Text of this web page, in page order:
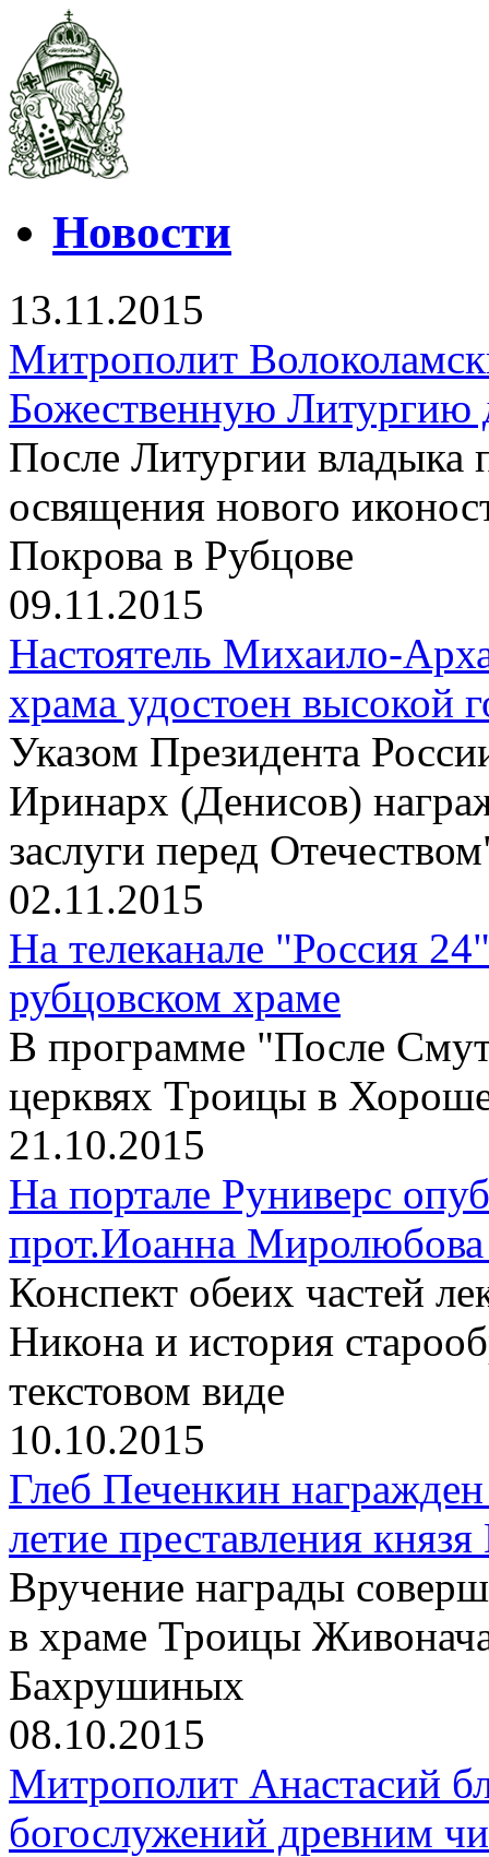
Новости
13.11.2015
Митрополит
Божественную Литургию
После Литургии владыка
освящения нового
Покрова в Рубцове
09.11.2015
Настоятель Михаило-
храма удостоен высокой
Указом Президента
Иринарх (Денисов)
заслуги перед
02.11.2015
На телеканале "Россия
рубцовском храме
В программе "После
церквях Троицы в
21.10.2015
На портале Руниверс
прот.Иоанна Миролюбова
Конспект обеих частей
Никона и история
текстовом виде
10.10.2015
Глеб Печенкин
летие преставления
Вручение награды
в храме Троицы
Бахрушиных
08.10.2015
Митрополит Анастасий
богослужений древним